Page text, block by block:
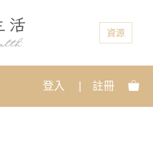
資源
登入 註冊